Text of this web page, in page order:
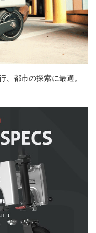
都市の探索に最適。